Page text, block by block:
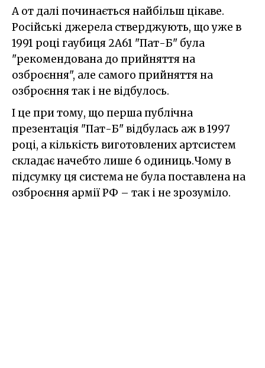
А от далі починається найбільш цікаве.
Російські джерела стверджують, що уже в
1991 році гаубиця 2А61 "Пат-Б" була
"рекомендована до прийняття на
озброєння", але самого прийняття на
озброєння так і не відбулось.
І це при тому, що перша публічна
презентація "Пат-Б" відбулась аж в 1997
році, а кількість виготовлених артсистем
складає начебто лише 6 одиниць.Чому в
підсумку ця система не була поставлена на
озброєння армії РФ – так і не зрозуміло.